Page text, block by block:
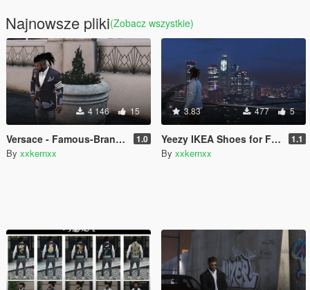
Najnowsze pliki(Zobacz wszystkie)
4 146 15
Versace - Famous-Brand Suit Pack for Franklin 1.0
By xxkernxx
3.83 477 5
Yeezy IKEA Shoes for Franklin 1.1
By xxkernxx